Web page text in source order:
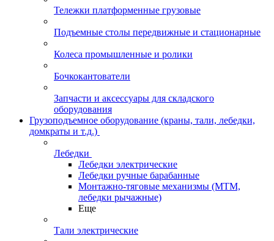
Тележки платформенные грузовые
Подъемные столы передвижные и стационарные
Колеса промышленные и ролики
Бочкокантователи
Запчасти и аксессуары для складского
оборудования
Грузоподъемное оборудование (краны, тали, лебедки,
домкраты и т.д.)
Лебедки
Лебедки электрические
Лебедки ручные барабанные
Монтажно-тяговые механизмы (МТМ,
лебедки рычажные)
Еще
Тали электрические